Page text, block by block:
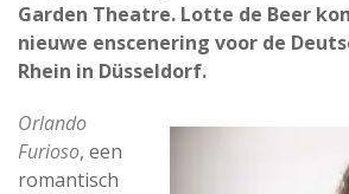
Garden Theatre. Lotte de Beer
nieuwe enscenering voor de
Rhein in Düsseldorf.
Orlando
Furioso, een
romantisch